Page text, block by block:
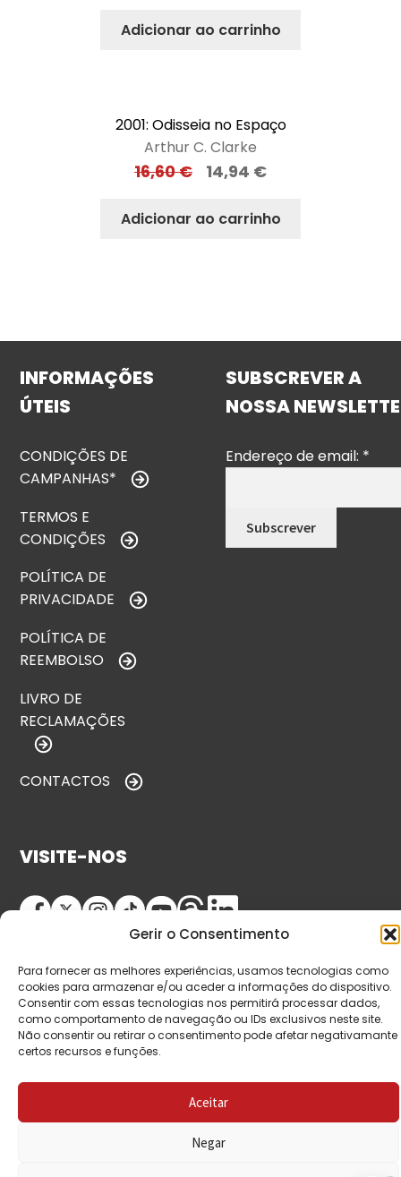
Gerir o Consentimento
Para fornecer as melhores experiências, usamos tecnologias como
cookies para armazenar e/ou aceder a informações do dispositivo.
Consentir com essas tecnologias nos permitirá processar dados,
como comportamento de navegação ou IDs exclusivos neste site.
Não consentir ou retirar o consentimento pode afetar negativamante
certos recursos e funções.
Aceitar
Negar
Adicionar ao carrinho
2001: Odisseia no Espaço
Arthur C. Clarke
16,60€ 14,94 €
Adicionar ao carrinho
INFORMAÇÕES
ÚTEIS
CONDIÇÕES DE
CAMPANHAS*
TERMOS E
CONDIÇÕES
POLÍTICA DE
PRIVACIDADE
POLÍTICA DE
REEMBOLSO
LIVRO DE
RECLAMAÇÕES
CONTACTOS
SUBSCREVER A
NOSSA
Endereço de email: *
VISITE-NOS
© Copyright 2026 Saída de Emergência. Todos os
direitos reservados.